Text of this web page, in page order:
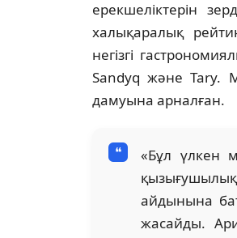
ерекшеліктерін
халықаралық
негізгі
Sandyq және Tary.
дамуына арналған.
«Бұл үлкен
айдынына
жасайды.